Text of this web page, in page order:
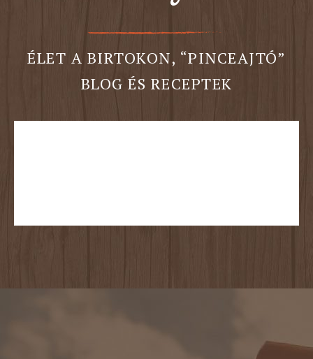
ÉLET A BIRTOKON, “PINCEAJTÓ”
BLOG ÉS RECEPTEK